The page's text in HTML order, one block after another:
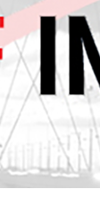
Sindicato